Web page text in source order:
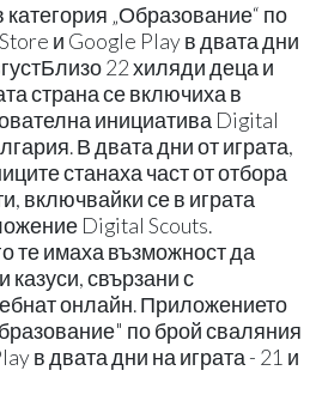
„Образование“ по
и Google Play в двата дни
22 хиляди деца и
страна се включиха в
инициатива Digital
В двата дни от играта,
станаха част от отбора
включвайки се в играта
Digital Scouts.
те имаха възможност да
казуси, свързани с
онлайн. Приложението
по брой сваляния
в двата дни на играта - 21 и